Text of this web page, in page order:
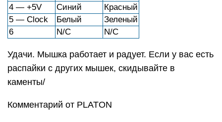
4 — +5V
Синий
Красный
5 — Clock
Белый
Зеленый
6
N/C N/C
Удачи. Мышка работает и радует. Если у вас есть
распайки с других мышек, скидывайте в
каменты/
Комментарий от PLATON